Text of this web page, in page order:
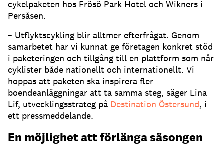
cykelpaketen hos Frösö Park Hotel och Wikners i
Persåsen.
– Utflyktscykling blir alltmer efterfrågat. Genom
samarbetet har vi kunnat ge företagen konkret stöd
i paketeringen och tillgång till en plattform som når
cyklister både nationellt och internationellt. Vi
hoppas att paketen ska inspirera fler
boendeanläggningar att ta samma steg, säger Lina
Lif, utvecklingsstrateg på Destination Östersund, i
ett pressmeddelande.
En möjlighet att förlänga säsongen